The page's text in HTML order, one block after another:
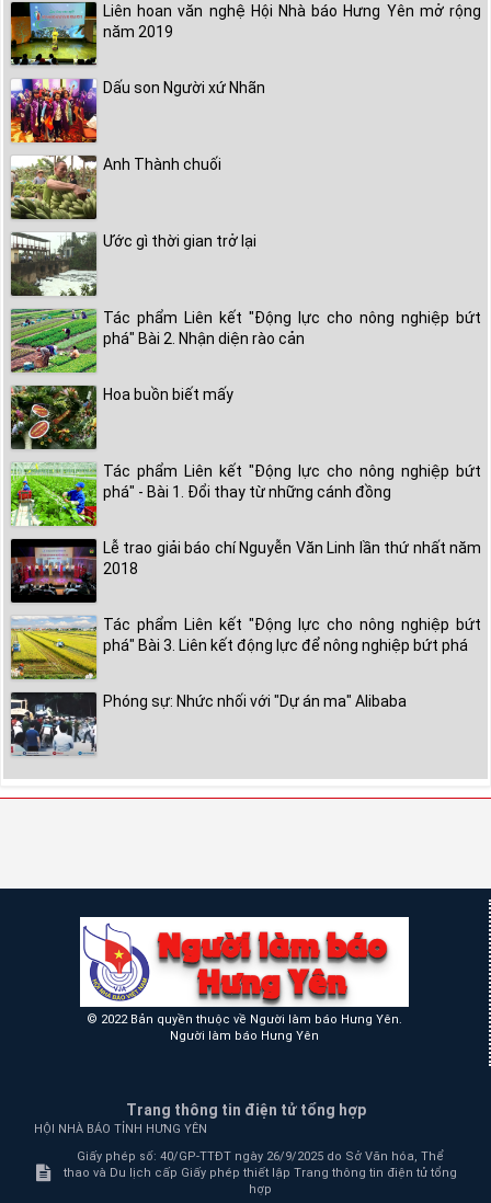
Liên hoan văn nghệ Hội Nhà báo Hưng Yên mở rộng
năm 2019
Dấu son Người xứ Nhãn
Anh Thành chuối
Ước gì thời gian trở lại
Tác phẩm Liên kết "Động lực cho nông nghiệp bứt
phá" Bài 2. Nhận diện rào cản
Hoa buồn biết mấy
Tác phẩm Liên kết "Động lực cho nông nghiệp bứt
phá" - Bài 1. Đổi thay từ những cánh đồng
Lễ trao giải báo chí Nguyễn Văn Linh lần thứ nhất năm
2018
Tác phẩm Liên kết "Động lực cho nông nghiệp bứt
phá" Bài 3. Liên kết động lực để nông nghiệp bứt phá
Phóng sự: Nhức nhối với "Dự án ma" Alibaba
© 2022 Bản quyền thuộc về Người làm báo Hưng Yên.
Người làm báo Hưng Yên
Trang thông tin điện tử tổng hợp
HỘI NHÀ BÁO TỈNH HƯNG YÊN
Giấy phép số: 40/GP-TTĐT ngày 26/9/2025 do Sở Văn hóa, Thể
thao và Du lịch cấp Giấy phép thiết lập Trang thông tin điện tử tổng
hợp